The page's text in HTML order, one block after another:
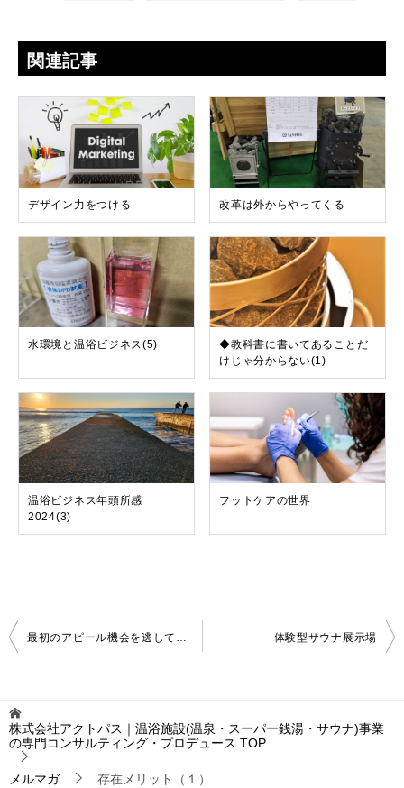
関連記事
デザイン力をつける 改革は外からやってくる
水環境と温浴ビジネス(5)
◆教科書に書いてあることだ
けじゃ分からない(1)
温浴ビジネス年頭所感
2024(3)
フットケアの世界
投
稿
ゲ
ー
シ
ョ
最初のアピール機会を逃していませんか？(3) 体験型サウナ展示場
株式会社アクトパス｜温浴施設(温泉・スーパー銭湯・サウナ)事業
の専門コンサルティング・プロデュース TOP
メルマガ 存在メリット（１）